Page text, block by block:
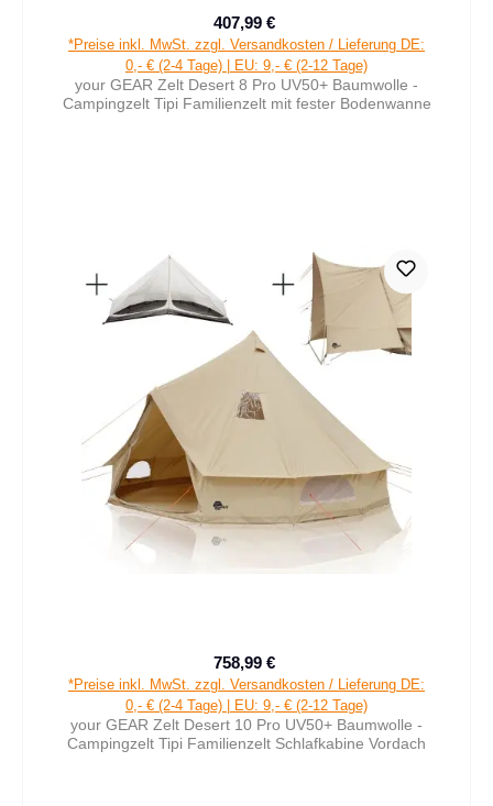
Verkaufspreis:
407,99 €
*Preise inkl. MwSt. zzgl. Versandkosten / Lieferung DE:
0,- € (2-4 Tage) | EU: 9,- € (2-12 Tage)
your GEAR Zelt Desert 8 Pro UV50+ Baumwolle -
Campingzelt Tipi Familienzelt mit fester Bodenwanne
Verkaufspreis:
758,99 €
*Preise inkl. MwSt. zzgl. Versandkosten / Lieferung DE:
0,- € (2-4 Tage) | EU: 9,- € (2-12 Tage)
your GEAR Zelt Desert 10 Pro UV50+ Baumwolle -
Campingzelt Tipi Familienzelt Schlafkabine Vordach